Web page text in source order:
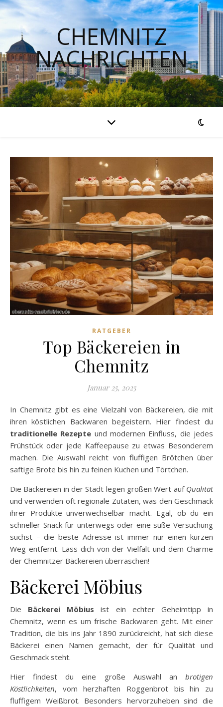
CHEMNITZ
NACHRICHTEN
RATGEBER
Top Bäckereien in
Chemnitz
Januar 25, 2025
In Chemnitz gibt es eine Vielzahl von Bäckereien, die mit
ihren köstlichen Backwaren begeistern. Hier findest du
traditionelle Rezepte und modernen Einfluss, die jedes
Frühstück oder jede Kaffeepause zu etwas Besonderem
machen. Die Auswahl reicht von fluffigen Brötchen über
saftige Brote bis hin zu feinen Kuchen und Törtchen.
Die Bäckereien in der Stadt legen großen Wert auf Qualität
und verwenden oft regionale Zutaten, was den Geschmack
ihrer Produkte unverwechselbar macht. Egal, ob du ein
schneller Snack für unterwegs oder eine süße Versuchung
suchst – die beste Adresse ist immer nur einen kurzen
Weg entfernt. Lass dich von der Vielfalt und dem Charme
der Chemnitzer Bäckereien überraschen!
Bäckerei Möbius
Die Bäckerei Möbius ist ein echter Geheimtipp in
Chemnitz, wenn es um frische Backwaren geht. Mit einer
Tradition, die bis ins Jahr 1890 zurückreicht, hat sich diese
Bäckerei einen Namen gemacht, der für Qualität und
Geschmack steht.
Hier findest du eine große Auswahl an brotigen
Köstlichkeiten, vom herzhaften Roggenbrot bis hin zu
fluffigem Weißbrot. Besonders hervorzuheben sind die